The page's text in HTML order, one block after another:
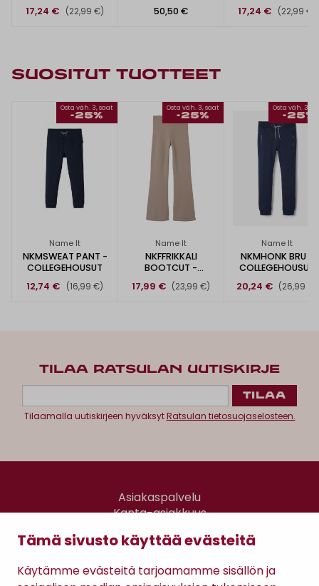
Tämä sivusto käyttää evästeitä
Käytämme evästeitä tarjoamamme sisällön ja
17,24 €
(22,99 €)
50,50 €
17,24 €
(22,99 €)
SUOSITUT TUOTTEET
Osta väh. 3, saat
-25%
Name It
NKMSWEAT PANT -
COLLEGEHOUSUT
12,74 €
(16,99 €)
Osta väh. 3, saat
-25%
Name It
NKFFRIKKALI
BOOTCUT -
HOUSUT
17,99 € (23,99 €)
Osta väh. 3,
-25%
Name It
NKMHONK BRU -
COLLEGEHOUSUT
20,24 € (26,99 €)
TILAA RATSULAN UUTISKIRJE
Tilaamalla uutiskirjeen hyväksytRatsulan tietosuojaselosteen.
Asiakaspalvelu
Kanta-asiakkuus
Gomee Ratsula Café
Sopimusehdot